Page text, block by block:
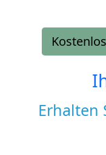
Erhalten